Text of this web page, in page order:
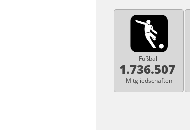
Fußball
1.736.507
Mitgliedschaften